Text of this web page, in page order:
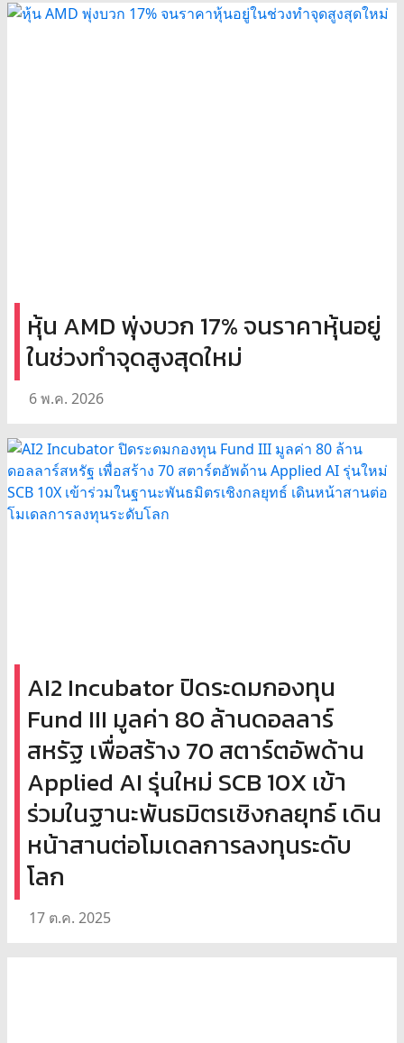
หุ้น AMD พุ่งบวก 17% จนราคาหุ้นอยู่
ในช่วงทำจุดสูงสุดใหม่
6 พ.ค. 2026
AI2 Incubator ปิดระดมกองทุน
Fund III มูลค่า 80 ล้านดอลลาร์
สหรัฐ เพื่อสร้าง 70 สตาร์ตอัพด้าน
Applied AI รุ่นใหม่ SCB 10X เข้า
ร่วมในฐานะพันธมิตรเชิงกลยุทธ์ เดิน
หน้าสานต่อโมเดลการลงทุนระดับ
โลก
17 ต.ค. 2025